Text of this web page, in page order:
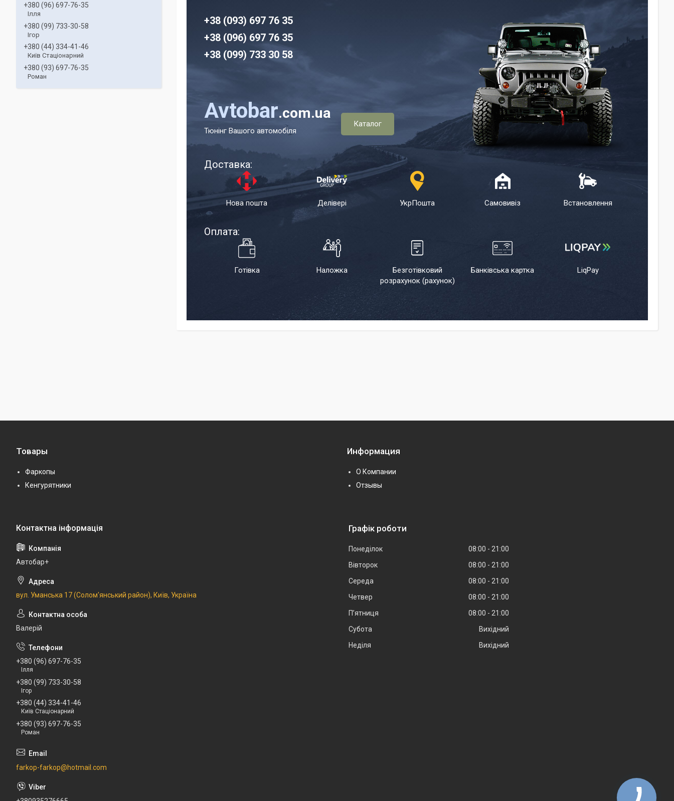
+38 (093) 697 76 35
+38 (096) 697 76 35
+38 (099) 733 30 58
Avtobar.com.ua
Тюнінг Вашого автомобіля
Каталог
Доставка:
Нова пошта Делівері УкрПошта Самовивіз Встановлення
Оплата:
Готівка Наложка
Безготівковий
розрахунок (рахунок)
Банківська картка LiqPay
+380 (96) 697-76-35
Ілля
+380 (99) 733-30-58
Ігор
+380 (44) 334-41-46
Київ Стаціонарний
+380 (93) 697-76-35
Роман
Товары
Фаркопы
Кенгурятники
Информация
О Компании
Отзывы
Автобар+
вул. Уманська 17 (Солом'янський район), Київ, Україна
Валерій
+380 (96) 697-76-35
Ілля
+380 (99) 733-30-58
Ігор
+380 (44) 334-41-46
Київ Стаціонарний
+380 (93) 697-76-35
Роман
farkop-farkop@hotmail.com
Графік роботи
Понеділок 08:00
21:00
Вівторок
08:00
21:00
Середа
08:00
21:00
Четвер
08:00
21:00
Пʼятниця
08:00
21:00
Субота
Вихідний
Неділя
Вихідний